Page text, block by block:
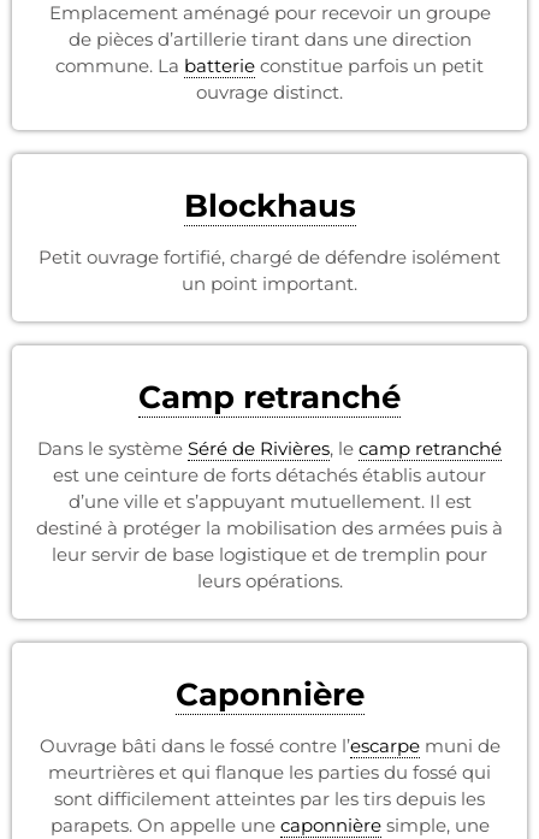
Emplacement aménagé pour recevoir un groupe
de pièces d’artillerie tirant dans une direction
commune. La batterie constitue parfois un petit
ouvrage distinct.
Blockhaus
Petit ouvrage fortifié, chargé de défendre isolément
un point important.
Camp retranché
Dans le système Séré de Rivières, le camp retranché
est une ceinture de forts détachés établis autour
d’une ville et s’appuyant mutuellement. Il est
destiné à protéger la mobilisation des armées puis à
leur servir de base logistique et de tremplin pour
leurs opérations.
Caponnière
Ouvrage bâti dans le fossé contre l’escarpemuni de
meurtrières et qui flanque les parties du fossé qui
sont difficilement atteintes par les tirs depuis les
parapets. On appelle une caponnièresimple, une